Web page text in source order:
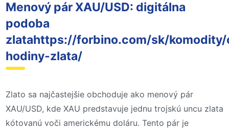
Menový pár XAU/USD: digitálna
podoba
zlatahttps://forbino.com/sk/
hodiny-zlata/
Zlato sa najčastejšie obchoduje ako menový pár
XAU/USD, kde XAU predstavuje jednu trojskú uncu zlata
kótovanú voči americkému doláru. Tento pár je